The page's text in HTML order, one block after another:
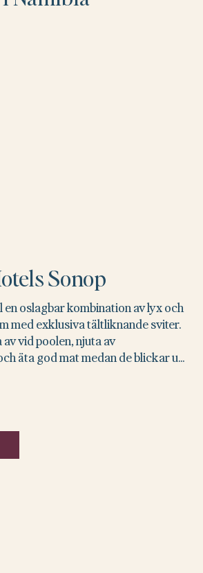
Sonop
en oslagbar kombination av lyx och
med exklusiva tältliknande sviter.
vid poolen, njuta av
äta god mat medan de blickar u...